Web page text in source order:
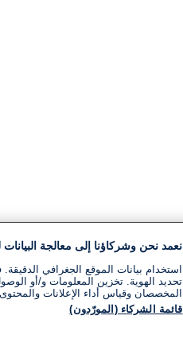
نعمد نحن وشركاؤنا إلى معالجة البيانات
استخدام بيانات الموقع الجغرافي
تحديد الهوية. تخزين المعلومات و/أو
المخصصان وقياس أداء الإعلانات
قائمة الشركاء (المورّدون)